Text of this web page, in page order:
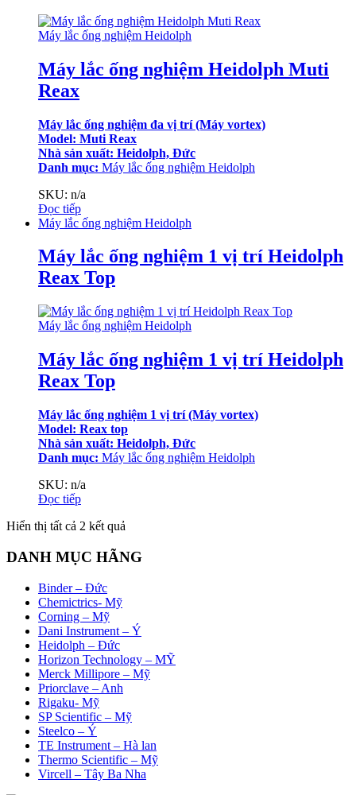
Máy lắc ống nghiệm Heidolph
Máy lắc ống nghiệm Heidolph Muti
Reax
Máy lắc ống nghiệm đa vị trí (Máy vortex)
Model: Muti Reax
Nhà sản xuất: Heidolph, Đức
Danh mục: Máy lắc ống nghiệm Heidolph
SKU: n/a
Đọc tiếp
Máy lắc ống nghiệm Heidolph
Máy lắc ống nghiệm 1 vị trí Heidolph
Reax Top
Máy lắc ống nghiệm Heidolph
Máy lắc ống nghiệm 1 vị trí Heidolph
Reax Top
Máy lắc ống nghiệm 1 vị trí (Máy vortex)
Model: Reax top
Nhà sản xuất: Heidolph, Đức
Danh mục: Máy lắc ống nghiệm Heidolph
SKU: n/a
Đọc tiếp
Hiển thị tất cả 2 kết quả
xếp
DANH MỤC HÃNG
Binder – Đức
Chemictrics- Mỹ
Corning – Mỹ
Dani Instrument – Ý
Heidolph – Đức
Horizon Technology – MỸ
Merck Millipore – Mỹ
Priorclave – Anh
Rigaku- Mỹ
SP Scientific – Mỹ
Steelco – Ý
TE Instrument – Hà lan
Thermo Scientific – Mỹ
Vircell – Tây Ba Nha